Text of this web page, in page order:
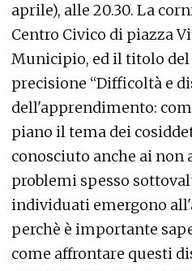
aprile), alle 20.30. La
Centro Civico di piazza
Municipio, ed il titolo del
precisione “Difficoltà e
dell'apprendimento:
piano il tema dei
conosciuto anche ai non
problemi spesso
individuati emergono
perchè è importante
come affrontare questi